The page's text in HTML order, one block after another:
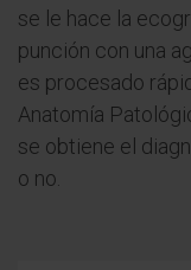
se le hace la
punción con una
es procesado
Anatomía
se obtiene el
o no.